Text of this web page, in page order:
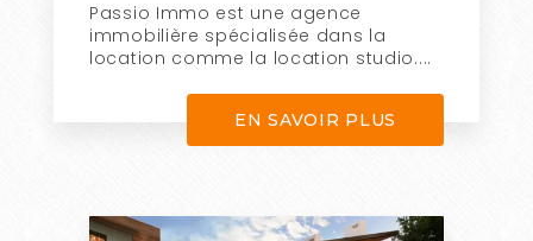
Passio Immo est une agence
immobilière spécialisée dans la
location comme la location studio....
EN SAVOIR PLUS